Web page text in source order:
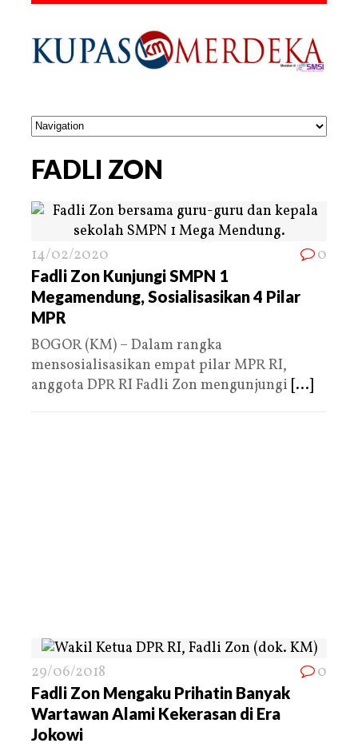
FADLI ZON
14/02/2020 0
Fadli Zon Kunjungi SMPN 1
Megamendung, Sosialisasikan 4 Pilar
MPR
BOGOR (KM) – Dalam rangka
mensosialisasikan empat pilar MPR RI,
anggota DPR RI Fadli Zon mengunjungi [...]
29/06/2018 0
Fadli Zon Mengaku Prihatin Banyak
Wartawan Alami Kekerasan di Era
Jokowi